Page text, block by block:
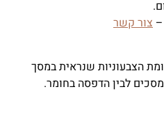
צור קשר
הצבעוניות שנראית במסך
מסכים לבין הדפסה בחומר.